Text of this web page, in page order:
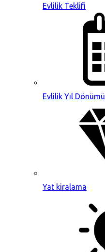
Evlilik Teklifi
Evlilik Yıl Dönümü
Yat kiralama